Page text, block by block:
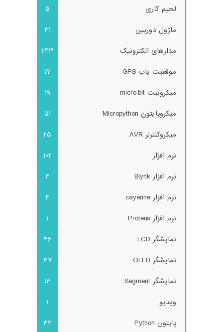
لحیم کاری
5
ماژول دوربین
31
مدارهای الکترونیک
243
موقعیت یاب GPS
17
میکروبیت micro:bit
19
میکروپایتون Micropython
51
میکروکنترلر AVR
25
نرم افزار
102
نرم افزار Blynk
3
نرم افزار cayenne
4
نرم افزار Proteus
1
نمایشگر LCD
46
نمایشگر OLED
37
نمایشگر Segment
13
ویدیو
1
پایتون Python
32